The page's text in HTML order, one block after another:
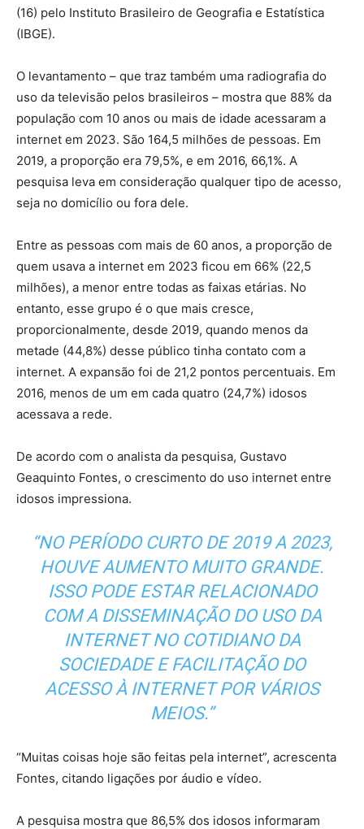
(16) pelo Instituto Brasileiro de Geografia e Estatística
(IBGE).
O levantamento – que traz também uma radiografia do
uso da televisão pelos brasileiros – mostra que 88% da
população com 10 anos ou mais de idade acessaram a
internet em 2023. São 164,5 milhões de pessoas. Em
2019, a proporção era 79,5%, e em 2016, 66,1%. A
pesquisa leva em consideração qualquer tipo de acesso,
seja no domicílio ou fora dele.
Entre as pessoas com mais de 60 anos, a proporção de
quem usava a internet em 2023 ficou em 66% (22,5
milhões), a menor entre todas as faixas etárias. No
entanto, esse grupo é o que mais cresce,
proporcionalmente, desde 2019, quando menos da
metade (44,8%) desse público tinha contato com a
internet. A expansão foi de 21,2 pontos percentuais. Em
2016, menos de um em cada quatro (24,7%) idosos
acessava a rede.
De acordo com o analista da pesquisa, Gustavo
Geaquinto Fontes, o crescimento do uso internet entre
idosos impressiona.
“NO PERÍODO CURTO DE 2019 A 2023,
HOUVE AUMENTO MUITO GRANDE.
ISSO PODE ESTAR RELACIONADO
COM A DISSEMINAÇÃO DO USO DA
INTERNET NO COTIDIANO DA
SOCIEDADE E FACILITAÇÃO DO
ACESSO À INTERNET POR VÁRIOS
MEIOS.”
“Muitas coisas hoje são feitas pela internet”, acrescenta
Fontes, citando ligações por áudio e vídeo.
A pesquisa mostra que 86,5% dos idosos informaram